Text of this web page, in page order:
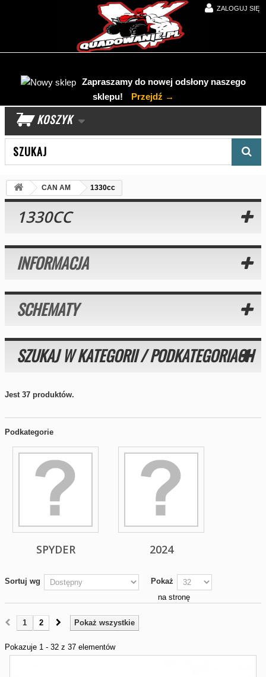
ZALOGUJ SIĘ
Zapraszamy do nowej odsłony naszego
sklepu!
Przejdź →
KOSZYK
CAN AM 1330cc
1330CC
INFORMACJA
SCHEMATY
SZUKAJ W KATEGORII / PODKATEGORIACH
Jest 37 produktów.
Podkategorie
SPYDER 2024
Sortuj wg
Pokaż
na stronę
Pokaż wszystkie
1 2
Pokazuje 1 - 32 z 37 elementów